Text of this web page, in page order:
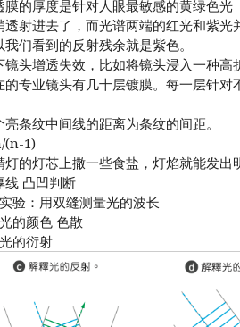
膜的厚度是针对人眼最敏感的黄绿色
透射进去了，而光谱两端的红光和紫光
我们看到的反射残余就是紫色。
镜头增透失效，比如将镜头浸入一种高
的专业镜头有几十层镀膜。每一层针对
亮条纹中间线的距离为条纹的间距。
(n-1)
灯的灯芯上撒一些食盐，灯焰就能发出
线 凸凹判断
验：用双缝测量光的波长
的颜色 色散
的衍射